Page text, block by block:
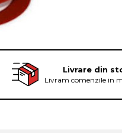
Livrare din
Livram comenzile in